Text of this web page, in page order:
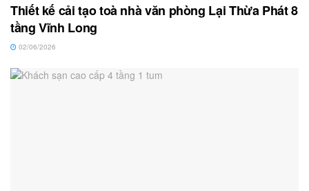
Thiết kế cải tạo toà nhà văn phòng Lại Thừa Phát 8
tầng Vĩnh Long
02/06/2026